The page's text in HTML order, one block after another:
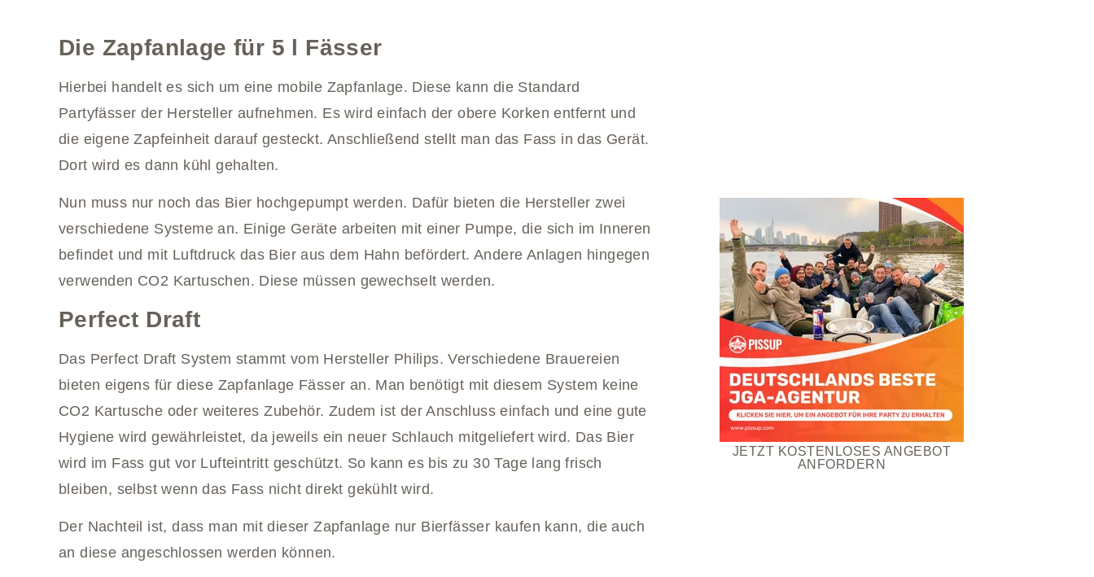
Die Zapfanlage für 5 l Fässer
Hierbei handelt es sich um eine mobile Zapfanlage. Diese kann die Standard
Partyfässer der Hersteller aufnehmen. Es wird einfach der obere Korken entfernt und
die eigene Zapfeinheit darauf gesteckt. Anschließend stellt man das Fass in das Gerät.
Dort wird es dann kühl gehalten.
Nun muss nur noch das Bier hochgepumpt werden. Dafür bieten die Hersteller zwei
verschiedene Systeme an. Einige Geräte arbeiten mit einer Pumpe, die sich im Inneren
befindet und mit Luftdruck das Bier aus dem Hahn befördert. Andere Anlagen hingegen
verwenden CO2 Kartuschen. Diese müssen gewechselt werden.
Perfect Draft
Das Perfect Draft System stammt vom Hersteller Philips. Verschiedene Brauereien
bieten eigens für diese Zapfanlage Fässer an. Man benötigt mit diesem System keine
CO2 Kartusche oder weiteres Zubehör. Zudem ist der Anschluss einfach und eine gute
Hygiene wird gewährleistet, da jeweils ein neuer Schlauch mitgeliefert wird. Das Bier
wird im Fass gut vor Lufteintritt geschützt. So kann es bis zu 30 Tage lang frisch
bleiben, selbst wenn das Fass nicht direkt gekühlt wird.
Der Nachteil ist, dass man mit dieser Zapfanlage nur Bierfässer kaufen kann, die auch
an diese angeschlossen werden können.
JETZT KOSTENLOSES ANGEBOT
ANFORDERN